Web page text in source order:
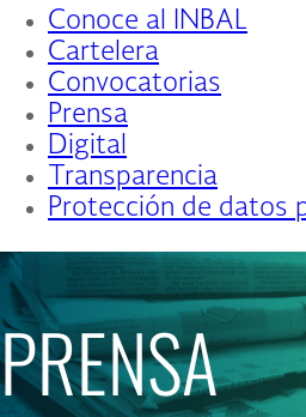
de
Navegación
Conoce al INBAL
Cartelera
Convocatorias
Prensa
Digital
Transparencia
Protección de datos
PRENSA